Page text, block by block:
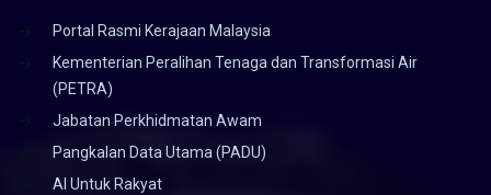
Portal Rasmi Kerajaan Malaysia
Kementerian Peralihan Tenaga dan Transformasi Air
(PETRA)
Jabatan Perkhidmatan Awam
Pangkalan Data Utama (PADU)
AI Untuk Rakyat